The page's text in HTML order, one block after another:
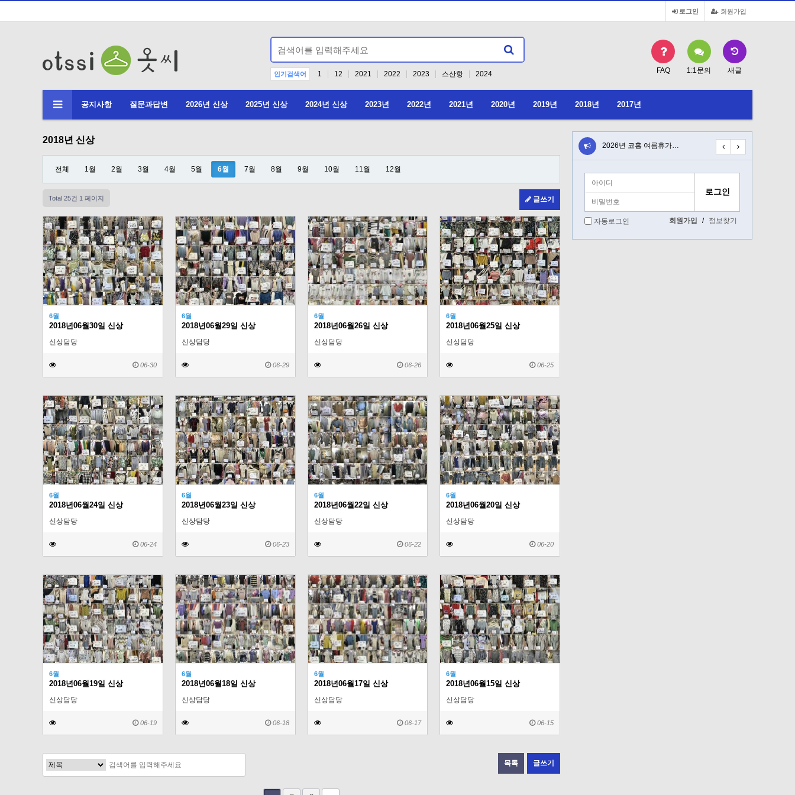
회원가입
로그인
인기검색어 1 12 2021 2022 2023 스산항 2024 FAQ 1:1문의 새글
공지사항 질문과답변 2026년 신상 2025년 신상 2024년 신상 2023년 2022년 2021년 2020년 2019년 2018년 2017년
2018년 신상
전체 1월 2월 3월 4월 5월 6월 7월 8월 9월 10월 11월 12월
Total 25건 1 페이지 글쓰기
6월
2018년06월30일 신상
신상담당
06-30
6월
2018년06월29일 신상
신상담당
06-29
6월
2018년06월26일 신상
신상담당
06-26
6월
2018년06월25일 신상
신상담당
06-25
6월
2018년06월24일 신상
신상담당
06-24
6월
2018년06월23일 신상
신상담당
06-23
6월
2018년06월22일 신상
신상담당
06-22
6월
2018년06월20일 신상
신상담당
06-20
6월
2018년06월19일 신상
신상담당
06-19
6월
2018년06월18일 신상
신상담당
06-18
6월
2018년06월17일 신상
신상담당
06-17
6월
2018년06월15일 신상
신상담당
06-15
목록 글쓰기
2026년 코홍 여름휴가… 2026년 6월 19일 …
자동로그인 회원가입 / 정보찾기